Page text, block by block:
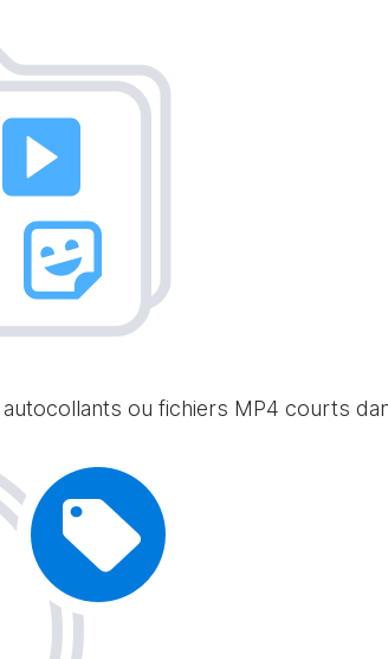
ou fichiers MP4 courts